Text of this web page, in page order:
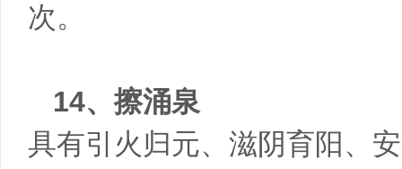
次。
14、擦涌泉
具有引火归元、滋阴育阳、